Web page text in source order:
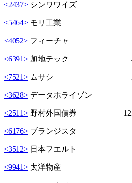
<2437> シンワワイズ
<5464> モリ工業
<4052> フィーチャ
<6391> 加地テック
<7521> ムサシ
<3628> データホライゾ
<2511> 野村外国債券
<6176> ブランジスタ
<3512> 日本フエルト
<9941> 太洋物産